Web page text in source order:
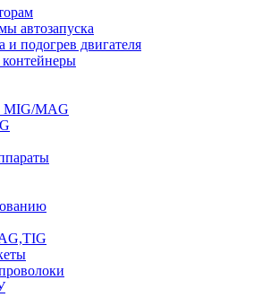
автозапуска
и подогрев двигателя
MIG/MAG